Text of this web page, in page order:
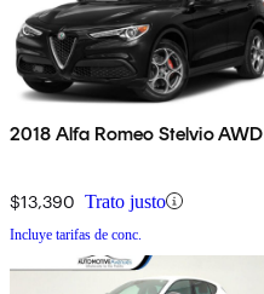
2018 Alfa Romeo Stelvio AWD
$13,390 Trato justo
Incluye tarifas de conc.